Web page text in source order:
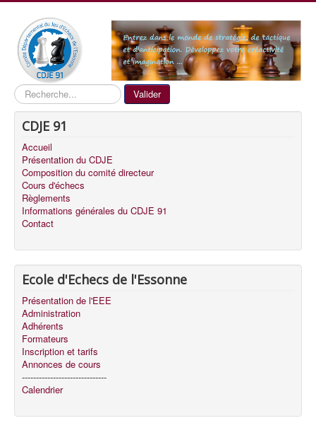
Recherche Valider
CDJE 91
Accueil
Présentation du CDJE
Composition du comité directeur
Cours d'échecs
Règlements
Informations générales du CDJE 91
Contact
Ecole d'Echecs de l'Essonne
Présentation de l'EEE
Administration
Adhérents
Formateurs
Inscription et tarifs
Annonces de cours
------------------------------
Calendrier